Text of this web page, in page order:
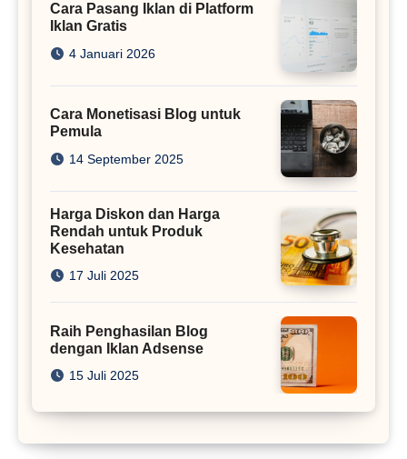
Cara Pasang Iklan di Platform
Iklan Gratis
4 Januari 2026
Cara Monetisasi Blog untuk
Pemula
14 September 2025
Harga Diskon dan Harga
Rendah untuk Produk
Kesehatan
17 Juli 2025
Raih Penghasilan Blog
dengan Iklan Adsense
15 Juli 2025